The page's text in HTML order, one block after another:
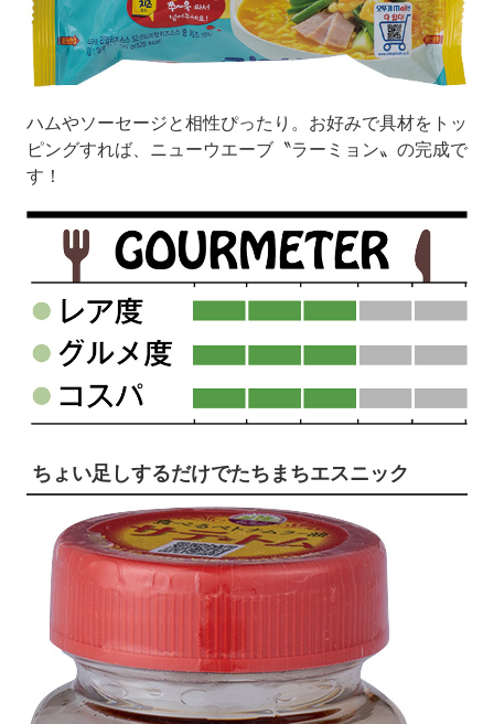
ハムやソーセージと相性ぴったり。お好みで具材をトッ
ピングすれば、ニューウエーブ〝ラーミョン〟の完成で
す！
ちょい足しするだけでたちまちエスニック